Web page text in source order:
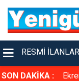
RESMI İLANLAR
SON DAKİKA :
yakalandı!